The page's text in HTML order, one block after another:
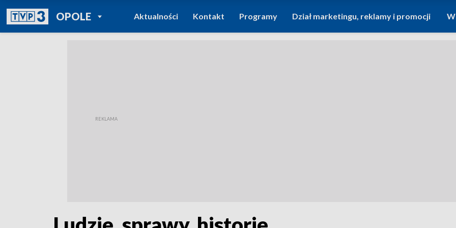
OPOLEPOWRÓT DO
TVP REGIONY
Aktualności Kontakt Programy Dział marketingu, reklamy i promocji